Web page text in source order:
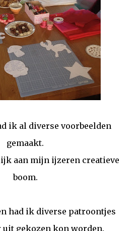
ik al diverse voorbeelden
gemaakt.
aan mijn ijzeren creatieve
boom.
had ik diverse patroontjes
gekozen kon worden.